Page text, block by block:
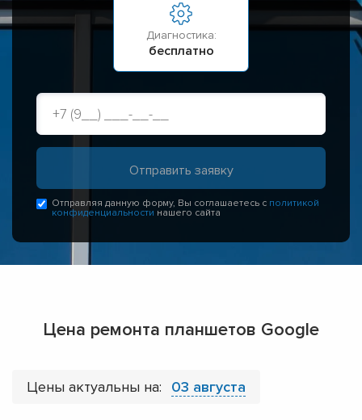
Диагностика:
бесплатно
Отправляя данную форму, Вы соглашаетесь с политикой
конфиденциальности нашего сайта
Цена ремонта планшетов Google
Цены актуальны на: 03 августа